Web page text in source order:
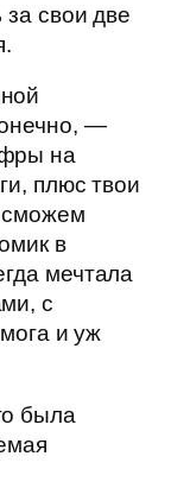
свои две
—
на
плюс твои
в
мечтала
с
и уж
была